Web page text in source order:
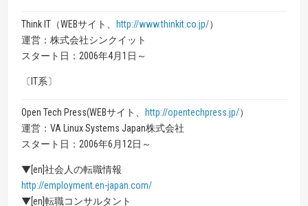
Think IT（WEBサイト、 http://www.thinkit.co.jp/）
運営：株式会社シンクイット
スタート日：2006年4月1日～
〔IT系〕
Open Tech Press(WEBサイト、 http://opentechpress.jp/）
運営：VA Linux Systems Japan株式会社
スタート日：2006年6月12日～
▼[en]社会人の転職情報
http://employment.en-japan.com/
▼[en]転職コンサルタント